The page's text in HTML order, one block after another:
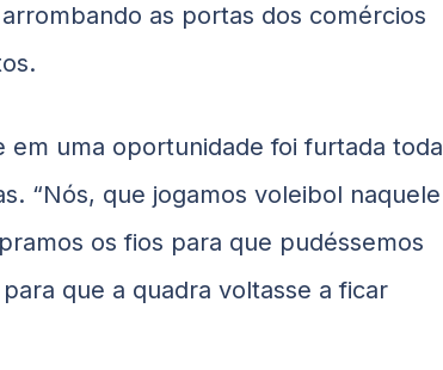
as portas dos comércios
uma oportunidade foi furtada toda
“Nós, que jogamos voleibol naquele
os fios para que pudéssemos
que a quadra voltasse a ficar